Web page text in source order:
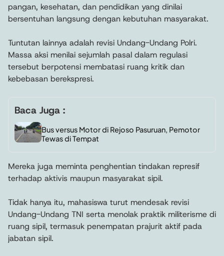
pangan, kesehatan, dan pendidikan yang dinilai
bersentuhan langsung dengan kebutuhan masyarakat.
Tuntutan lainnya adalah revisi Undang-Undang Polri.
Massa aksi menilai sejumlah pasal dalam regulasi
tersebut berpotensi membatasi ruang kritik dan
kebebasan berekspresi.
Baca Juga :
Bus versus Motor di Rejoso Pasuruan, Pemotor
Tewas di Tempat
Mereka juga meminta penghentian tindakan represif
terhadap aktivis maupun masyarakat sipil.
Tidak hanya itu, mahasiswa turut mendesak revisi
Undang-Undang TNI serta menolak praktik militerisme di
ruang sipil, termasuk penempatan prajurit aktif pada
jabatan sipil.